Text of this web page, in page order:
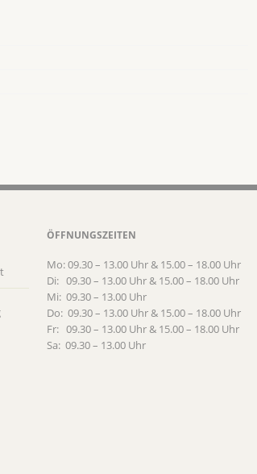
ÖFFNUNGSZEITEN
Mo: 09.30 – 13.00 Uhr & 15.00 – 18.00 Uhr
Di: 09.30 – 13.00 Uhr & 15.00 – 18.00 Uhr
Mi: 09.30 – 13.00 Uhr
Do: 09.30 – 13.00 Uhr & 15.00 – 18.00 Uhr
Fr: 09.30 – 13.00 Uhr & 15.00 – 18.00 Uhr
Sa: 09.30 – 13.00 Uhr